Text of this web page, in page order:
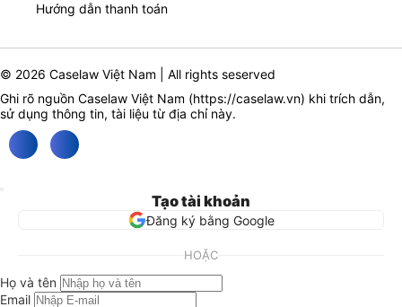
Hướng dẫn thanh toán
© 2026 Caselaw Việt Nam | All rights seserved
Ghi rõ nguồn Caselaw Việt Nam (https://caselaw.vn) khi trích dẫn,
sử dụng thông tin, tài liệu từ địa chỉ này.
Tạo tài khoản
Đăng ký bằng Google
HOẶC
Họ và tên
Email